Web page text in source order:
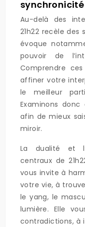
synchronicité
Au-delà des
21h22 recèle des
évoque
pouvoir de
Comprendre
affiner votre
le meilleur
Examinons
afin de mieux
miroir.
La dualité et
centraux de
vous invite à
votre vie, à
le yang, le
lumière. Elle
contradictions, à